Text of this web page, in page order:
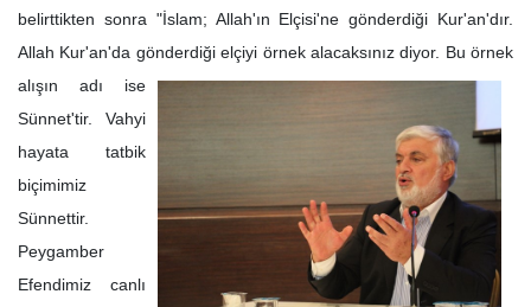
belirttikten sonra "İslam; Allah'ın Elçisi'ne gönderdiği Kur'an'dır.
Allah Kur'an'da gönderdiğielçiyi örnek alacaksınız diyor. Bu örnek
alışın adı ise
Sünnet'tir. Vahyi
hayata tatbik
biçimimiz
Sünnettir.
Peygamber
Efendimiz canlı